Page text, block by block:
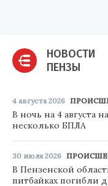
НОВОСТИ
ПЕНЗЫ
4 августа 2026
В ночь на 4 августа
несколько БПЛА
30 июля 2026
В Пензенской
питбайках погибли